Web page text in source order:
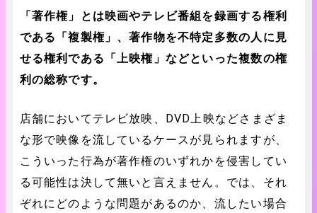
「著作権」とは映画やテレビ番組を録画する権利
である「複製権」、著作物を不特定多数の人に見
せる権利である「上映権」などといった複数の権
利の総称です。
店舗においてテレビ放映、DVD上映などさまざま
な形で映像を流しているケースが見られますが、
こういった行為が著作権のいずれかを侵害してい
る可能性は決して無いと言えません。では、それ
ぞれにどのような問題があるのか、流したい場合